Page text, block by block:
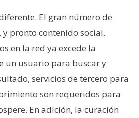
El gran número de
y pronto contenido social,
en la red ya excede la
un usuario para buscar y
servicios de tercero para
son requeridos para
En adición, la curación